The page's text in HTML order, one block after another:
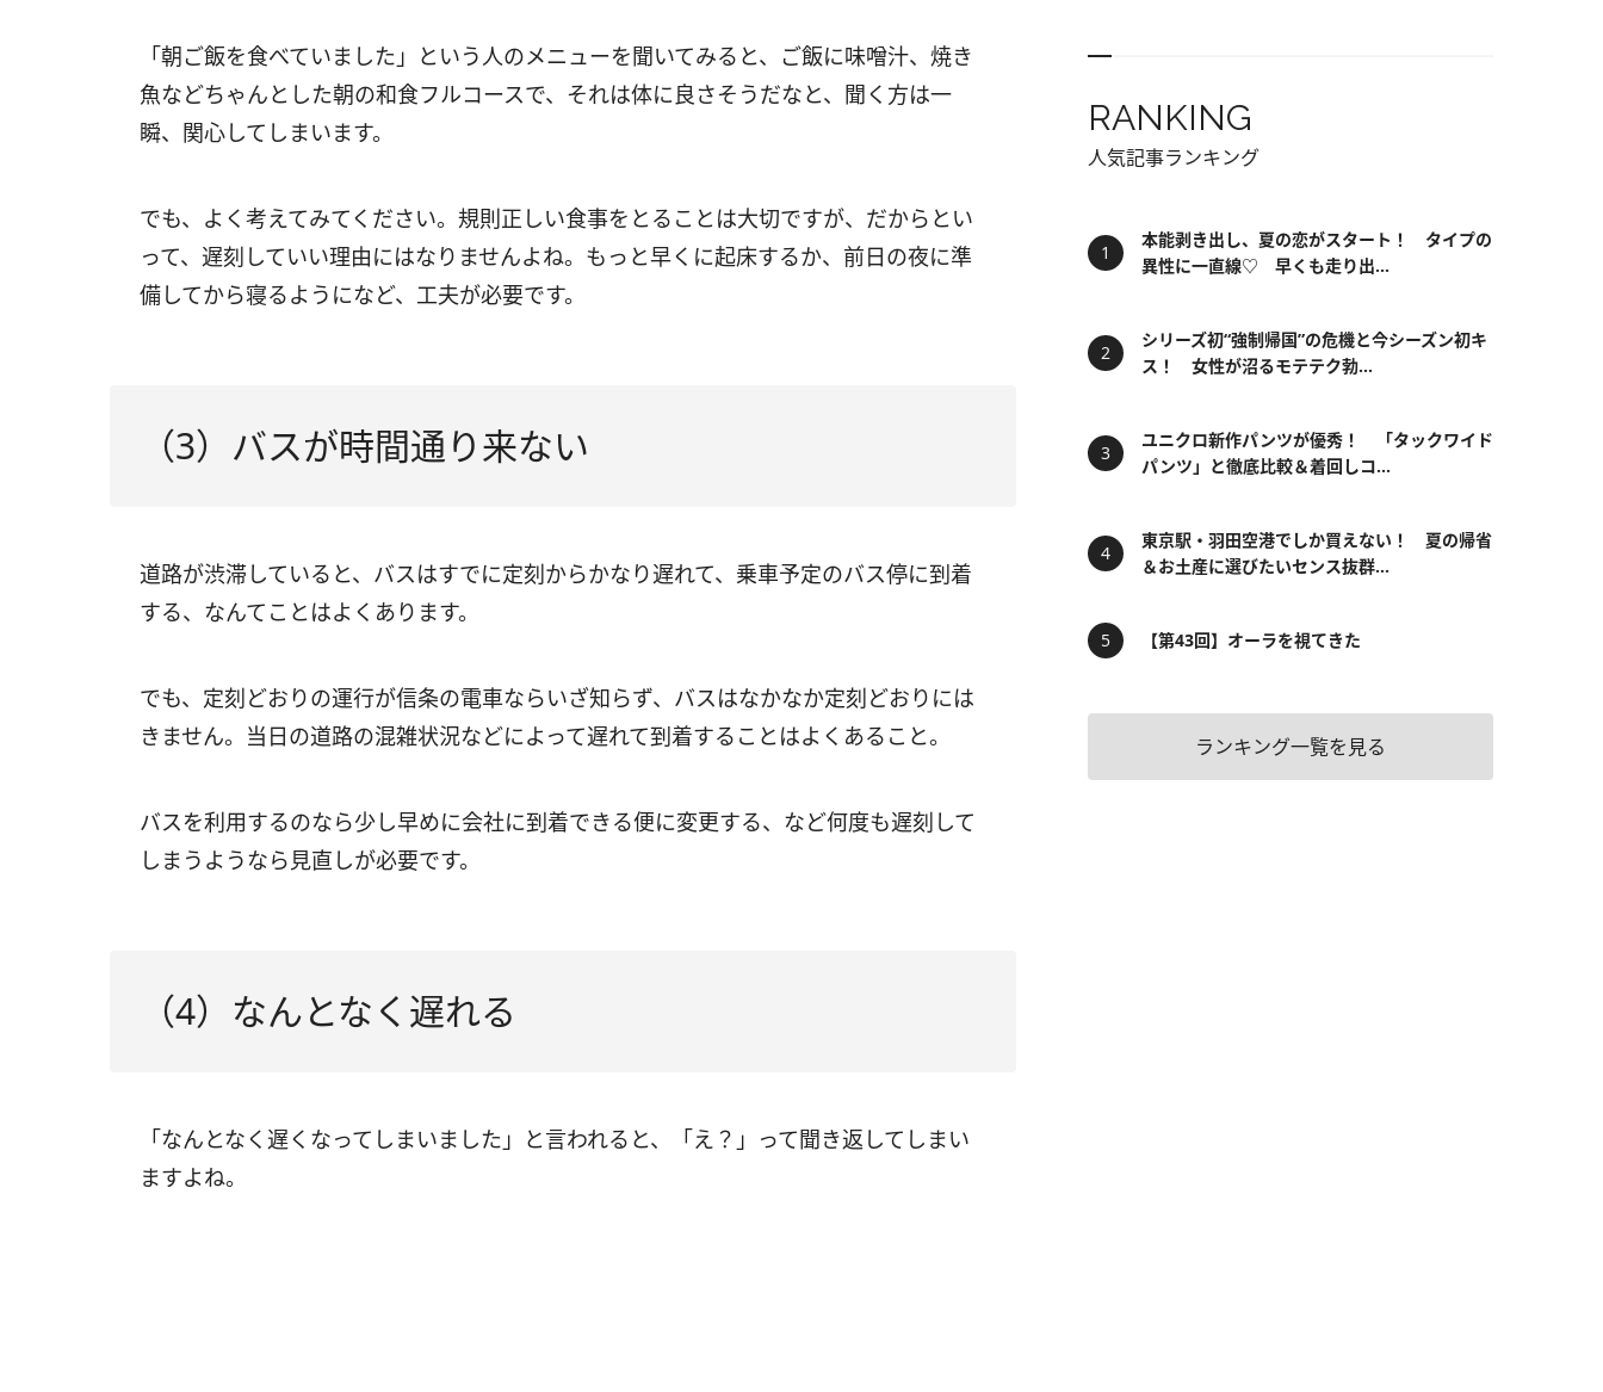
「朝ご飯を食べていました」という人のメニューを聞いてみると、ご飯に味噌汁、焼き
魚などちゃんとした朝の和食フルコースで、それは体に良さそうだなと、聞く方は一
瞬、関心してしまいます。
でも、よく考えてみてください。規則正しい食事をとることは大切ですが、だからとい
って、遅刻していい理由にはなりませんよね。もっと早くに起床するか、前日の夜に準
備してから寝るようになど、工夫が必要です。
（3）バスが時間通り来ない
道路が渋滞していると、バスはすでに定刻からかなり遅れて、乗車予定のバス停に到着
する、なんてことはよくあります。
でも、定刻どおりの運行が信条の電車ならいざ知らず、バスはなかなか定刻どおりには
きません。当日の道路の混雑状況などによって遅れて到着することはよくあること。
バスを利用するのなら少し早めに会社に到着できる便に変更する、など何度も遅刻して
しまうようなら見直しが必要です。
（4）なんとなく遅れる
「なんとなく遅くなってしまいました」と言われると、「え？」って聞き返してしまい
ますよね。
RANKING
人気記事ランキング
本能剥き出し、夏の恋がスタート！ タイプの
異性に一直線♡ 早くも走り出...
シリーズ初“強制帰国”の危機と今シーズン初キ
ス！ 女性が沼るモテテク勃...
ユニクロ新作パンツが優秀！ 「タックワイド
パンツ」と徹底比較＆着回しコ...
東京駅・羽田空港でしか買えない！ 夏の帰省
＆お土産に選びたいセンス抜群...
【第43回】オーラを視てきた
ランキング一覧を見る